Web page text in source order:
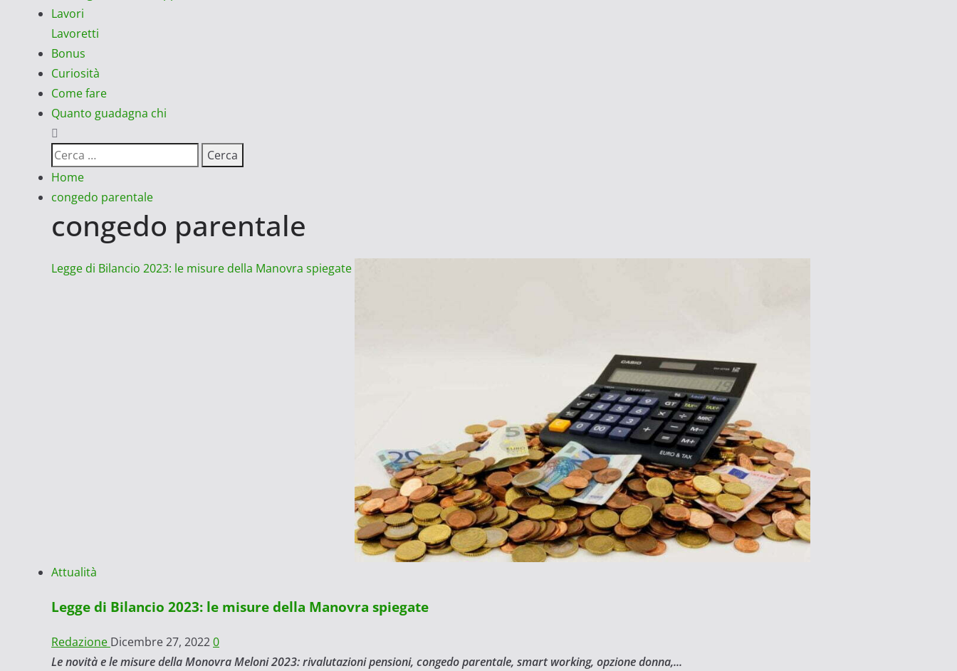
Lavori
Lavoretti
Bonus
Curiosità
Come fare
Quanto guadagna chi
Ricerca
per:
Home
congedo parentale
congedo parentale
Legge di Bilancio 2023: le misure della Manovra spiegate
Attualità
Legge di Bilancio 2023: le misure della Manovra spiegate
Redazione Dicembre 27, 20220
Le novità e le misure della Monovra Meloni 2023: rivalutazioni pensioni, congedo parentale, smart working, opzione donna,...